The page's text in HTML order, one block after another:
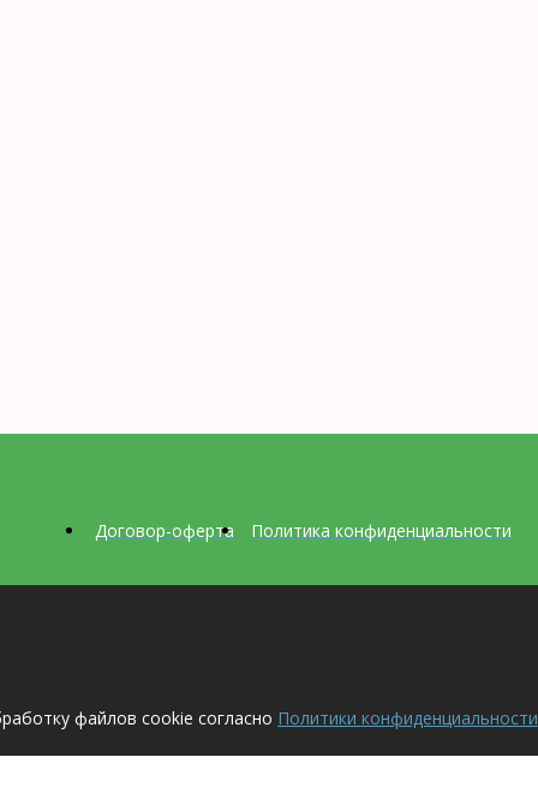
что очень высокий показатель
Договор-оферта
Политика конфиденциальности
файлов cookie согласно Политики конфиденциальности